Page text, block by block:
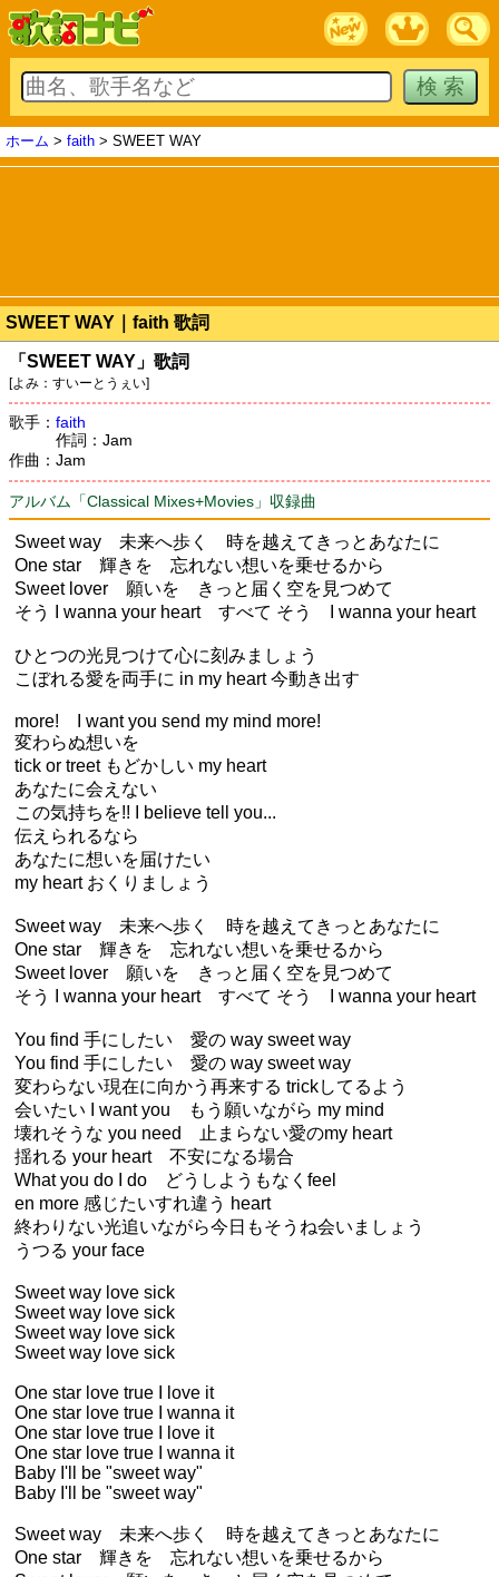
ホーム > faith > SWEET WAY
SWEET WAY｜faith 歌詞
「SWEET WAY」歌詞
[よみ：すいーとうぇい]
歌手： faith
作詞：Jam
作曲：Jam
アルバム「Classical Mixes+Movies」収録曲
Sweet way 未来へ歩く 時を越えてきっとあなたに
One star 輝きを 忘れない想いを乗せるから
Sweet lover 願いを きっと届く空を見つめて
そう I wanna your heart すべて そう I wanna your heart
ひとつの光見つけて心に刻みましょう
こぼれる愛を両手に in my heart 今動き出す
more! I want you send my mind more!
変わらぬ想いを
tick or treet もどかしい my heart
あなたに会えない
この気持ちを!! I believe tell you...
伝えられるなら
あなたに想いを届けたい
my heart おくりましょう
Sweet way 未来へ歩く 時を越えてきっとあなたに
One star 輝きを 忘れない想いを乗せるから
Sweet lover 願いを きっと届く空を見つめて
そう I wanna your heart すべて そう I wanna your heart
You find 手にしたい 愛の way sweet way
You find 手にしたい 愛の way sweet way
変わらない現在に向かう再来する trickしてるよう
会いたい I want you もう願いながら my mind
壊れそうな you need 止まらない愛のmy heart
揺れる your heart 不安になる場合
What you do I do どうしようもなくfeel
en more 感じたいすれ違う heart
終わりない光追いながら今日もそうね会いましょう
うつる your face
Sweet way love sick
Sweet way love sick
Sweet way love sick
Sweet way love sick
One star love true I love it
One star love true I wanna it
One star love true I love it
One star love true I wanna it
Baby I'll be "sweet way"
Baby I'll be "sweet way"
Sweet way 未来へ歩く 時を越えてきっとあなたに
One star 輝きを 忘れない想いを乗せるから